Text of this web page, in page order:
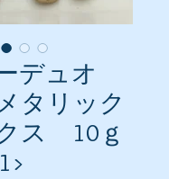
デュオ
タリック
ス 10ｇ